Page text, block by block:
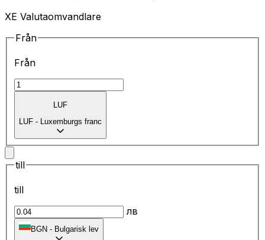
XE Valutaomvandlare
Från
Från
LUF
LUF - Luxemburgs franc
till
till
лв
BGN - Bulgarisk lev